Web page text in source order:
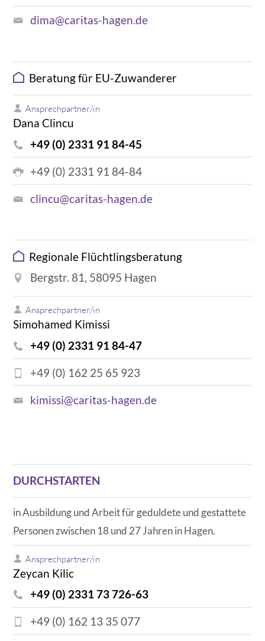
dima@caritas-hagen.de
Beratung für EU-Zuwanderer
Ansprechpartner/in
Dana Clincu
+49 (0) 2331 91 84-45
+49 (0) 2331 91 84-84
clincu@caritas-hagen.de
Regionale Flüchtlingsberatung
Bergstr. 81, 58095 Hagen
Ansprechpartner/in
Simohamed Kimissi
+49 (0) 2331 91 84-47
+49 (0) 162 25 65 923
kimissi@caritas-hagen.de
DURCHSTARTEN
in Ausbildung und Arbeit für geduldete und gestattete
Personen zwischen 18 und 27 Jahren in Hagen.
Ansprechpartner/in
Zeycan Kilic
+49 (0) 2331 73 726-63
+49 (0) 162 13 35 077